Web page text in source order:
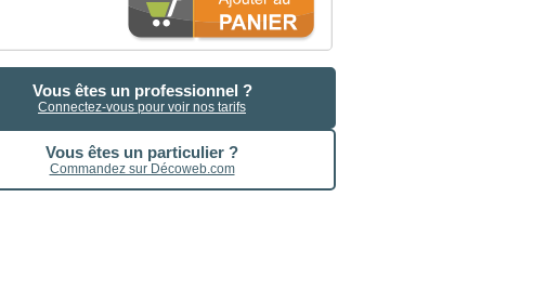
Vous êtes un professionnel ?
Connectez-vous pour voir nos tarifs
Vous êtes un particulier ?
Commandez sur Décoweb.com